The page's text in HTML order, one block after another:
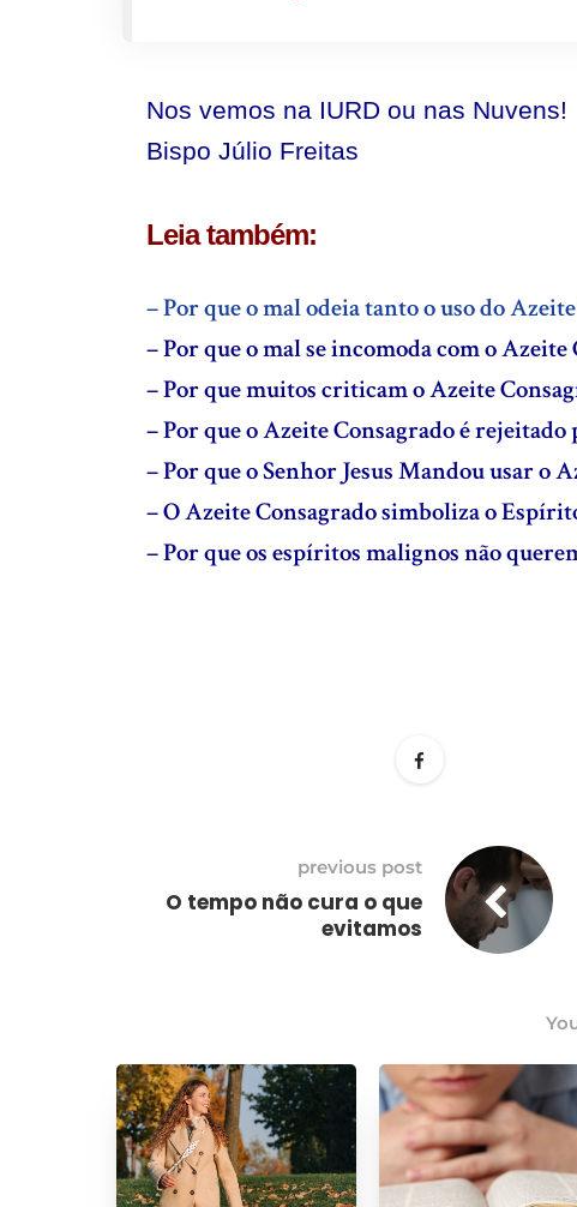
Nos vemos na IURD ou nas Nuvens!
Bispo Júlio Freitas
Leia também:
– Por que o mal odeia tanto o uso do
– Por que o mal se incomoda com o Azeite
– Por que muitos criticam o Azeite
– Por que o Azeite Consagrado é rejeitado
– Por que o Senhor Jesus Mandou usar o
– O Azeite Consagrado simboliza o
– Por que os espíritos malignos não
previous post
O tempo não cura o que
evitamos